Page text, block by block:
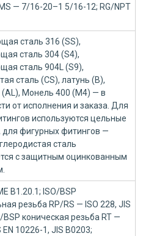
— 7/16-20–1 5/16-12; RG/NPT
сталь 316 (SS),
сталь 304 (S4),
сталь 904L (S9),
сталь (CS), латунь (B),
Монель 400 (M4) — в
от исполнения и заказа. Для
используются цельные
для фигурных фитингов —
сталь
с защитным оцинкованным
B1.20.1; ISO/BSP
резьба RP/RS — ISO 228, JIS
BSP коническая резьба RT —
EN 10226-1, JIS B0203;